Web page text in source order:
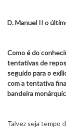
D. Manuel II o
Como é do
tentativas de
seguido para o
com a tentativa
bandeira
Talvez seja tempo